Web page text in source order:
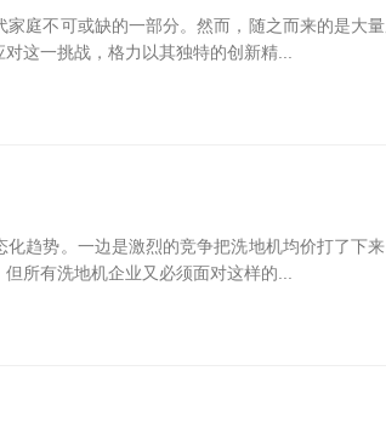
庭不可或缺的一部分。然而，随之而来的是大
这一挑战，格力以其独特的创新精...
趋势。一边是激烈的竞争把洗地机均价打了下
所有洗地机企业又必须面对这样的...